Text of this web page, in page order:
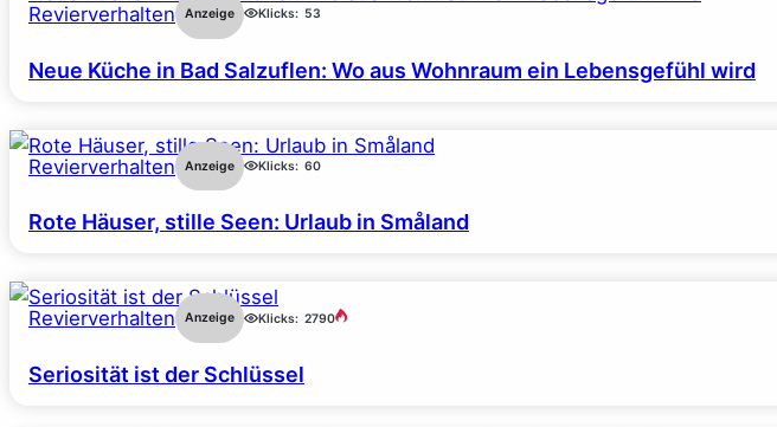
Revierverhalten Anzeige Klicks: 53
Neue Küche in Bad Salzuflen: Wo aus Wohnraum ein Lebensgefühl wird
Revierverhalten Anzeige Klicks: 60
Rote Häuser, stille Seen: Urlaub in Småland
Revierverhalten Anzeige Klicks: 2790
Seriosität ist der Schlüssel